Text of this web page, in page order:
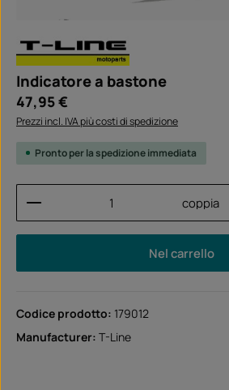
Indicatore a bastone
Prezzo normale:
47,95 €
Prezzi incl. IVA più costi di spedizione
Pronto per la spedizione immediata
Quantità del prodotto: coppia
Nel carrello
Codice prodotto: 179012
Manufacturer: T-Line